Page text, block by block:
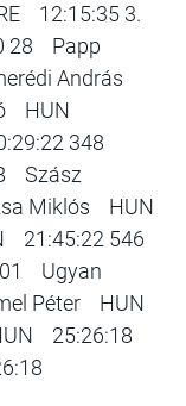
12:15:35 3.
28 Papp
András
HUN
348
Szász
Miklós HUN
21:45:22 546
Ugyan
Péter HUN
25:26:18